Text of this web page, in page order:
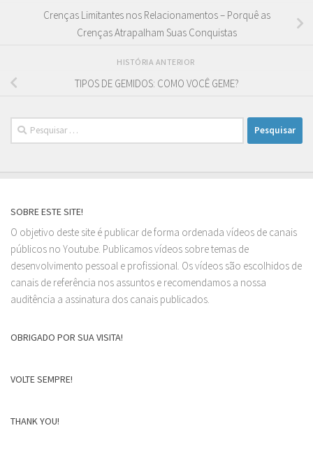
Crenças Limitantes nos Relacionamentos – Porquê as
Crenças Atrapalham Suas Conquistas
HISTÓRIA ANTERIOR
TIPOS DE GEMIDOS: COMO VOCÊ GEME?
Pesquisar
por:
SOBRE ESTE SITE!
O objetivo deste site é publicar de forma ordenada vídeos de canais
públicos no Youtube. Publicamos vídeos sobre temas de
desenvolvimento pessoal e profissional. Os vídeos são escolhidos de
canais de referência nos assuntos e recomendamos a nossa
auditência a assinatura dos canais publicados.
OBRIGADO POR SUA VISITA!
VOLTE SEMPRE!
THANK YOU!